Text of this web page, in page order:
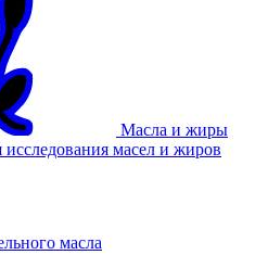
Масла и жиры
масел и жиров
масла